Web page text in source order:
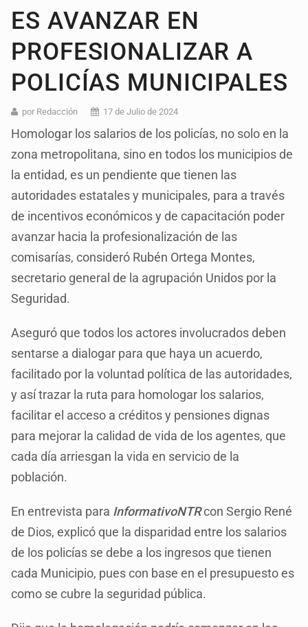
ES AVANZAR EN
PROFESIONALIZAR A
POLICÍAS MUNICIPALES
por Redacción 17 de Julio de 2024
Homologar los salarios de los policías, no solo en la
zona metropolitana, sino en todos los municipios de
la entidad, es un pendiente que tienen las
autoridades estatales y municipales, para a través
de incentivos económicos y de capacitación poder
avanzar hacia la profesionalización de las
comisarías, consideró Rubén Ortega Montes,
secretario general de la agrupación Unidos por la
Seguridad.
Aseguró que todos los actores involucrados deben
sentarse a dialogar para que haya un acuerdo,
facilitado por la voluntad política de las autoridades,
y así trazar la ruta para homologar los salarios,
facilitar el acceso a créditos y pensiones dignas
para mejorar la calidad de vida de los agentes, que
cada día arriesgan la vida en servicio de la
población.
En entrevista para InformativoNTRcon Sergio René
de Dios, explicó que la disparidad entre los salarios
de los policías se debe a los ingresos que tienen
cada Municipio, pues con base en el presupuesto es
como se cubre la seguridad pública.